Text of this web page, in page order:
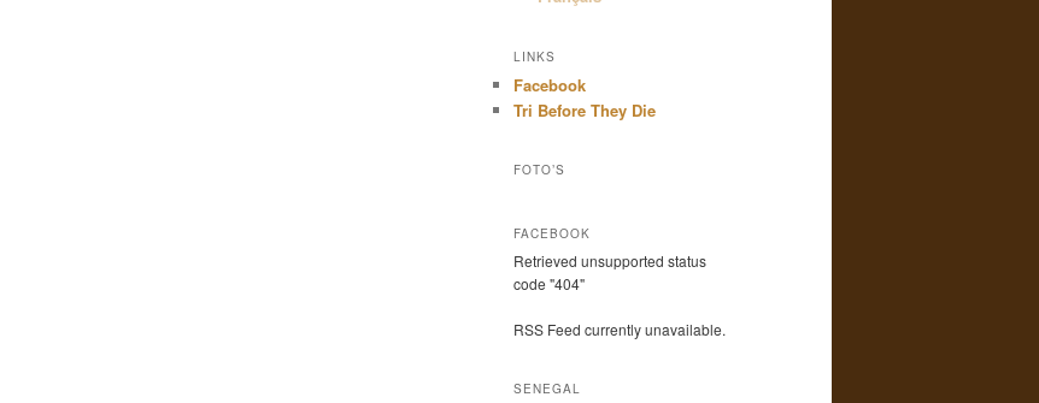
LINKS
Facebook
Tri Before They Die
FOTO’S
FACEBOOK
Retrieved unsupported status
code "404"
RSS Feed currently unavailable.
SENEGAL